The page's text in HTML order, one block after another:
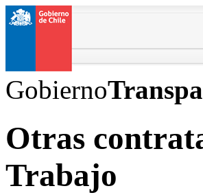
Gobierno
Otras
Trabajo